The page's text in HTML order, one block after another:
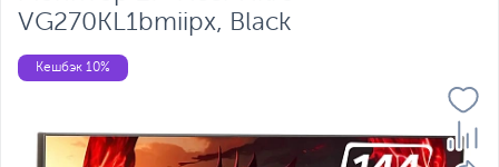
VG270KL1bmiipx, Black
Кешбэк 10%